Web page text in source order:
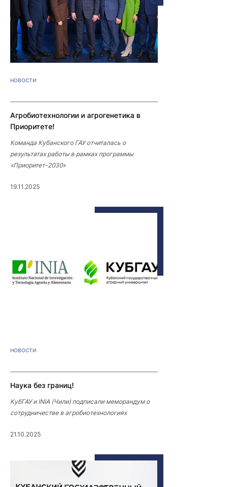
НОВОСТИ
Агробиотехнологии и агрогенетика в
Приоритете!
Команда Кубанского ГАУ отчиталась о
результатах работы в рамках программы
«Приоритет-2030»
19.11.2025
НОВОСТИ
Наука без границ!
КубГАУ и INIA (Чили) подписали меморандум о
сотрудничестве в агробиотехнологиях
21.10.2025